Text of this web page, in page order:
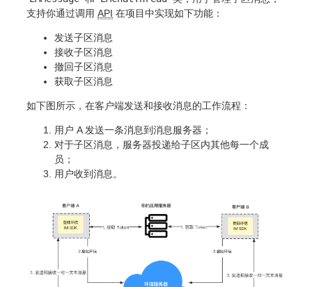
支持你通过调用 API 在项目中实现如下功能：
发送子区消息
接收子区消息
撤回子区消息
获取子区消息
如下图所示，在客户端发送和接收消息的工作流程：
用户 A 发送一条消息到消息服务器；
对于子区消息，服务器投递给子区内其他每一个成
员；
用户收到消息。